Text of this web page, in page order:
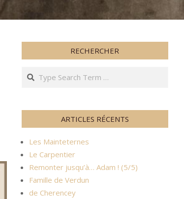
RECHERCHER
Search
ARTICLES RÉCENTS
Les Mainteternes
Le Carpentier
Remonter jusqu’à… Adam ! (5/5)
Famille de Verdun
de Cherencey